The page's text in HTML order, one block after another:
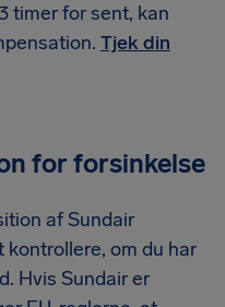
timer for sent, kan
Tjek din
for forsinkelse
af Sundair
om du har
Hvis Sundair er